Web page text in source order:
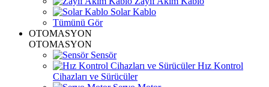
Solar Kablo
Tümünü Gör
OTOMASYON
OTOMASYON
Sensör
Hız Kontrol
Cihazları ve Sürücüler